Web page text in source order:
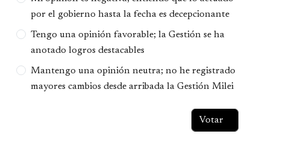
por el gobierno hasta la fecha es decepcionante
Tengo una opinión favorable; la Gestión se ha
anotado logros destacables
Mantengo una opinión neutra; no he registrado
mayores cambios desde arribada la Gestión Milei